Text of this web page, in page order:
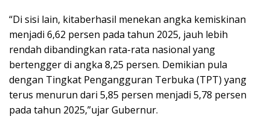
“Di sisi lain, kitaberhasil menekan angka kemiskinan
menjadi 6,62 persen pada tahun 2025, jauh lebih
rendah dibandingkan rata-rata nasional yang
bertengger di angka 8,25 persen. Demikian pula
dengan Tingkat Pengangguran Terbuka (TPT) yang
terus menurun dari 5,85 persen menjadi 5,78 persen
pada tahun 2025,”ujar Gubernur.